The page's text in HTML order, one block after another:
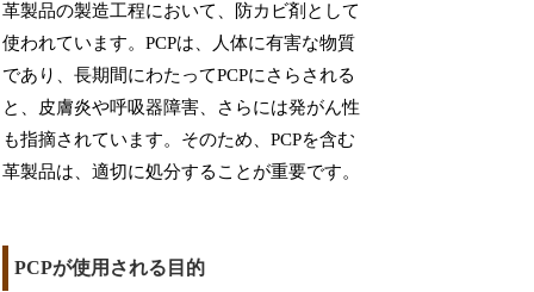
革製品の製造工程において、防カビ剤として
使われています。PCPは、人体に有害な物質
であり、長期間にわたってPCPにさらされる
と、皮膚炎や呼吸器障害、さらには発がん性
も指摘されています。そのため、PCPを含む
革製品は、適切に処分することが重要です。
PCPが使用される目的